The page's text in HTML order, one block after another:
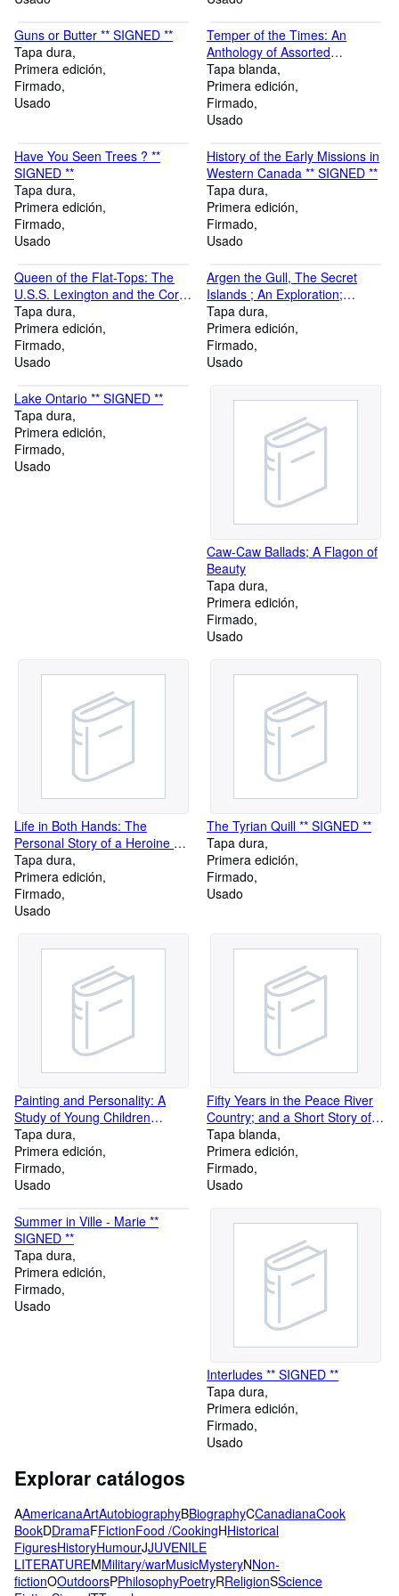
Guns or Butter ** SIGNED **
Tapa dura
Primera edición
Firmado
Usado
Temper of the Times: An
Anthology of Assorted
Contemporary Literature
Tapa blanda
Primera edición
Firmado
Usado
Have You Seen Trees ? **
SIGNED **
Tapa dura
Primera edición
Firmado
Usado
History of the Early Missions in
Western Canada ** SIGNED **
Tapa dura
Primera edición
Firmado
Usado
Queen of the Flat-Tops: The
U.S.S. Lexington and the Coral
Sea Battle ** SIGNED **
Tapa dura
Primera edición
Firmado
Usado
Argen the Gull, The Secret
Islands ; An Exploration;
Searchers at the Gulf
Tapa dura
Primera edición
Firmado
Usado
Lake Ontario ** SIGNED **
Tapa dura
Primera edición
Firmado
Usado
Caw-Caw Ballads; A Flagon of
Beauty
Tapa dura
Primera edición
Firmado
Usado
Life in Both Hands: The
Personal Story of a Heroine of
the Polish Resistance
Tapa dura
Primera edición
Firmado
Usado
The Tyrian Quill ** SIGNED **
Tapa dura
Primera edición
Firmado
Usado
Painting and Personality: A
Study of Young Children
Revised and Abridged **
SIGNED **
Tapa dura
Primera edición
Firmado
Usado
Fifty Years in the Peace River
Country; and a Short Story of
The Alaska Highway ** SIGNED
**
Tapa blanda
Primera edición
Firmado
Usado
Summer in Ville - Marie **
SIGNED **
Tapa dura
Primera edición
Firmado
Usado
Interludes ** SIGNED **
Tapa dura
Primera edición
Firmado
Usado
Explorar catálogos
AAmericanaArtAutobiographyBBiographyCCanadianaCook
BookDDramaFFictionFood /CookingHHistorical
FiguresHistoryHumourJJUVENILE
LITERATUREMMilitary/warMusicMysteryNNon-
fictionOOutdoorsPPhilosophyPoetryRReligionSScience